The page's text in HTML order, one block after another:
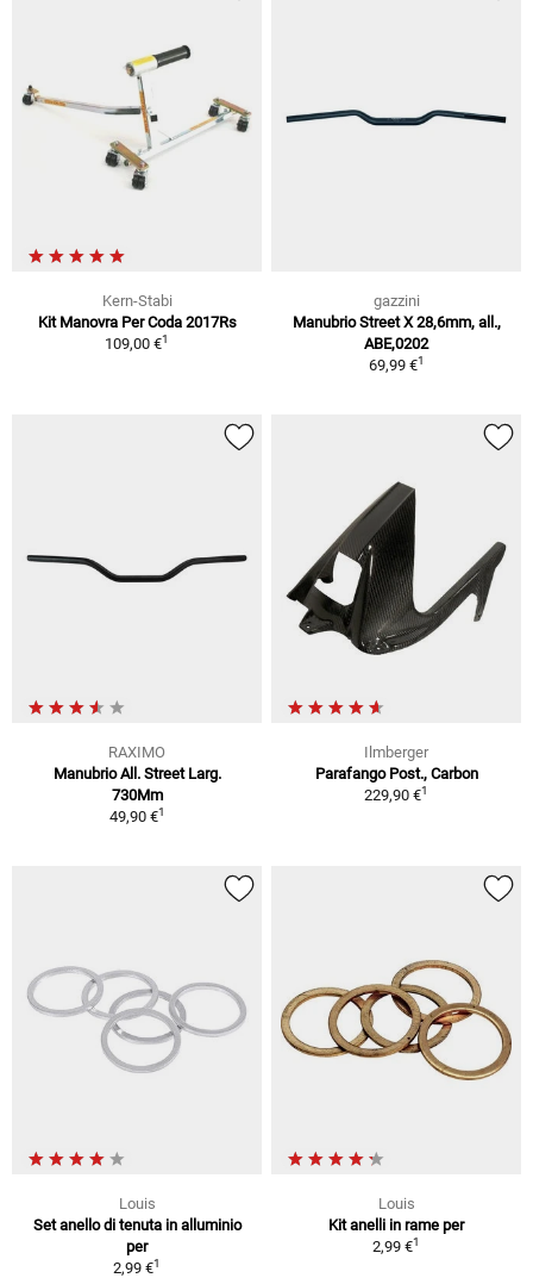
Kern-Stabi
Kit Manovra Per Coda 2017Rs
109,00 €1
gazzini
Manubrio Street X 28,6mm, all.,
ABE,0202
69,99 €1
RAXIMO
Manubrio All. Street Larg.
730Mm
49,90 €1
Ilmberger
Parafango Post., Carbon
229,90 €1
Louis
Set anello di tenuta in alluminio
per
2,99 €1
Louis
Kit anelli in rame per
2,99 €1